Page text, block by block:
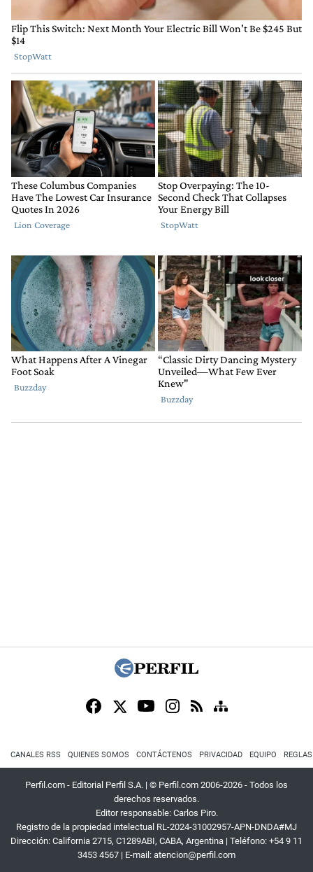
CANALES RSS QUIENES SOMOS CONTÁCTENOS PRIVACIDAD EQUIPO
Perfil.com - Editorial Perfil S.A. | © Perfil.com 2006-2026 - Todos los
derechos reservados.
Editor responsable: Carlos Piro.
Registro de la propiedad intelectual RL-2024-31002957-APN-DNDA#MJ
Dirección: California 2715, C1289ABI, CABA, Argentina | Teléfono: +54 9 11
3453 4567 | E-mail: atencion@perfil.com